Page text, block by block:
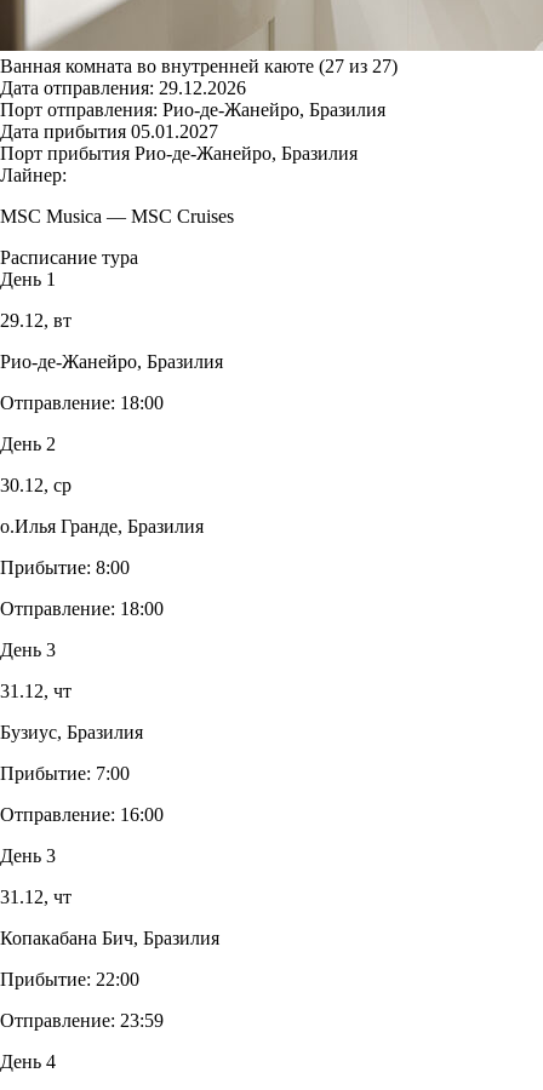
Ванная комната во внутренней каюте (27 из 27)
Дата отправления: 29.12.2026
Порт отправления: Рио-де-Жанейро, Бразилия
Дата прибытия 05.01.2027
Порт прибытия Рио-де-Жанейро, Бразилия
Лайнер:
MSC Musica — MSC Cruises
Расписание тура
День 1
29.12, вт
Рио-де-Жанейро, Бразилия
Отправление: 18:00
День 2
30.12, ср
о.Илья Гранде, Бразилия
Прибытие: 8:00
Отправление: 18:00
День 3
31.12, чт
Бузиус, Бразилия
Прибытие: 7:00
Отправление: 16:00
День 3
31.12, чт
Копакабана Бич, Бразилия
Прибытие: 22:00
Отправление: 23:59
День 4